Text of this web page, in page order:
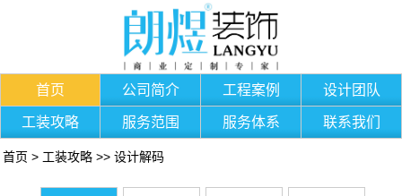
首页 公司简介 工程案例 设计团队
工装攻略 服务范围 服务体系 联系我们
首页 > 工装攻略 >> 设计解码